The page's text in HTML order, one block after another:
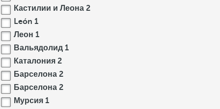
Кастилии и Леона 2
León 1
Леон 1
Вальядолид 1
Каталония 2
Барселона 2
Барселона 2
Мурсия 1